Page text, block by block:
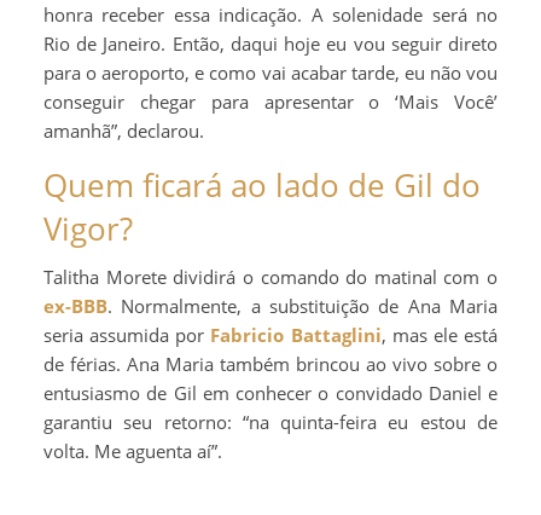
honra receber essa indicação. A solenidade será no
Rio de Janeiro. Então, daqui hoje eu vou seguir direto
para o aeroporto, e como vai acabar tarde, eu não vou
conseguir chegar para apresentar o ‘Mais Você’
amanhã”, declarou.
Quem ficará ao lado de Gil do
Vigor?
Talitha Morete dividirá o comando do matinal com o
ex-BBB. Normalmente, a substituição de Ana Maria
seria assumida por Fabricio Battaglini, mas ele está
de férias. Ana Maria também brincou ao vivo sobre o
entusiasmo de Gil em conhecer o convidado Daniel e
garantiu seu retorno: “na quinta-feira eu estou de
volta. Me aguenta aí”.